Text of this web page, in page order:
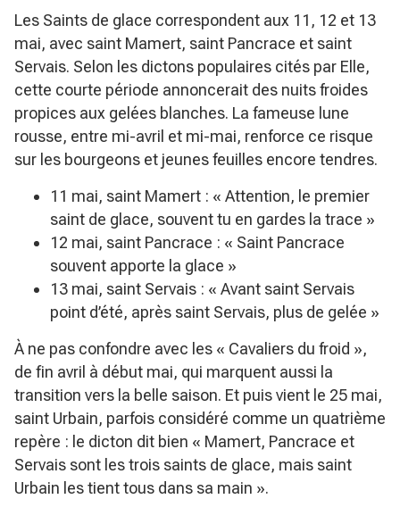
Les Saints de glace correspondent aux 11, 12 et 13
mai, avec saint Mamert, saint Pancrace et saint
Servais. Selon les dictons populaires cités par Elle,
cette courte période annoncerait des nuits froides
propices aux gelées blanches. La fameuse lune
rousse, entre mi-avril et mi-mai, renforce ce risque
sur les bourgeons et jeunes feuilles encore tendres.
11 mai, saint Mamert : « Attention, le premier
saint de glace, souvent tu en gardes la trace »
12 mai, saint Pancrace : « Saint Pancrace
souvent apporte la glace »
13 mai, saint Servais : « Avant saint Servais
point d’été, après saint Servais, plus de gelée »
À ne pas confondre avec les « Cavaliers du froid »,
de fin avril à début mai, qui marquent aussi la
transition vers la belle saison. Et puis vient le 25 mai,
saint Urbain, parfois considéré comme un quatrième
repère : le dicton dit bien « Mamert, Pancrace et
Servais sont les trois saints de glace, mais saint
Urbain les tient tous dans sa main ».